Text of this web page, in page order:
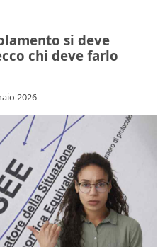
si deve
chi deve farlo
2026